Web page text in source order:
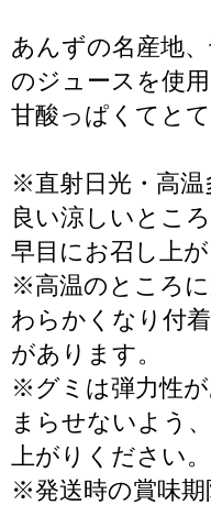
あんずの名産地
のジュースを使
甘酸っぱくてと
※直射日光・高温
良い涼しいとこ
早目にお召し上が
※高温のところ
わらかくなり付
があります。
※グミは弾力性
まらせないよう
上がりください。
※発送時の賞味